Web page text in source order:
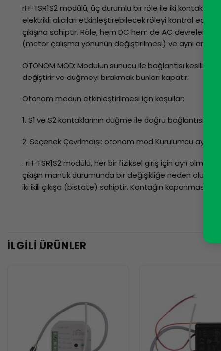
rH-TSR1S2 modülü, üç durumlu bir röle ile iki kontak
elektrikli alıcıları etkinleştirebilecek röleyi kontrol eder.
çıkışına sahiptir. Röle, hem DC hem de AC
(motor çalışma yönünün değiştirilmesi) ve aynı anda
OTONOM MOD: Modülün sunucu ile bağlantısı
değiştirir ve düğmeyi bırakmak bunları kapatır.
Otonom modun etkinleştirilmesi için koşullar:
1. S1 ve S2 kontaklarının düğme ile doğru bağlantısı
2. Seçenek Çevrimdışı: otonom mod Kurulumcu
. rH-TSR1S2 modülü, her bir fiziksel giriş için ayrı
çıkışın mantık durumunda bir değişikliğe neden olur.
iki ikili çıkışa (bistate) sahiptir. Kontağın kapanması
İLGILI ÜRÜNLER